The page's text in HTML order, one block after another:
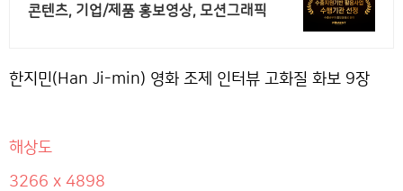
콘텐츠, 기업/제품 홍보영상, 모션그래픽
한지민(Han Ji-min) 영화 조제 인터뷰 고화질 화보 9장
해상도
3266 x 4898